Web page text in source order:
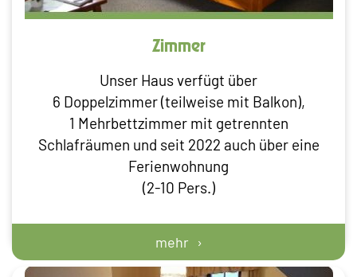
Zimmer
Unser Haus verfügt über
6 Doppelzimmer (teilweise mit Balkon),
1 Mehrbettzimmer mit getrennten
Schlafräumen und seit 2022 auch über eine
Ferienwohnung
(2-10 Pers.)
mehr